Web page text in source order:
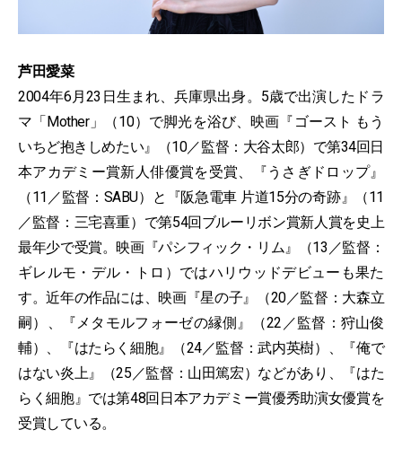
芦田愛菜
2004年6月23日生まれ、兵庫県出身。5歳で出演したドラ
マ「Mother」（10）で脚光を浴び、映画『ゴースト もう
いちど抱きしめたい』（10／監督：大谷太郎）で第34回日
本アカデミー賞新人俳優賞を受賞、『うさぎドロップ』
（11／監督：SABU）と『阪急電車 片道15分の奇跡』（11
／監督：三宅喜重）で第54回ブルーリボン賞新人賞を史上
最年少で受賞。映画『パシフィック・リム』（13／監督：
ギレルモ・デル・トロ）ではハリウッドデビューも果た
す。近年の作品には、映画『星の子』（20／監督：大森立
嗣）、『メタモルフォーゼの縁側』（22／監督：狩山俊
輔）、『はたらく細胞』（24／監督：武内英樹）、『俺で
はない炎上』（25／監督：山田篤宏）などがあり、『はた
らく細胞』では第48回日本アカデミー賞優秀助演女優賞を
受賞している。